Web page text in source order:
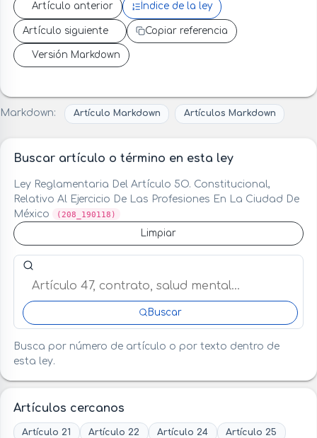
Artículo anterior Índice de la ley
Artículo siguiente Copiar referencia
Versión Markdown
Markdown: Artículo Markdown Artículos Markdown
Buscar artículo o término en esta ley
Ley Reglamentaria Del Artículo 5O. Constitucional,
Relativo Al Ejercicio De Las Profesiones En La Ciudad De
México
(208_190118)
Limpiar
Buscar artículo o término en esta ley
Buscar
Busca por número de artículo o por texto dentro de
esta ley.
Artículos cercanos
Artículo 21 Artículo 22 Artículo 24 Artículo 25